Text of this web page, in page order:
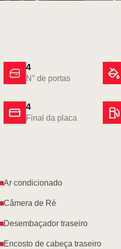
4
N° de portas
4
Final da placa
Ar condicionado
Câmera de Ré
Desembaçador traseiro
Encosto de cabeça traseiro